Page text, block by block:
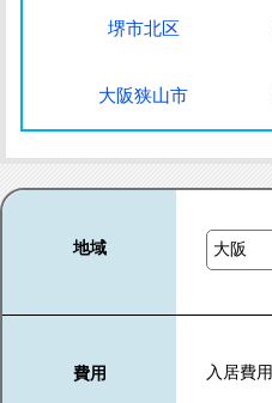
堺市北区
大阪狭山市
地域
費用 入居費用